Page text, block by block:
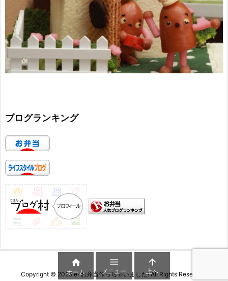
ブログランキング
Copyright © 2026 e-お弁当作っちゃいました!All Rights Reserved.

ホーム

メニュー

上へ